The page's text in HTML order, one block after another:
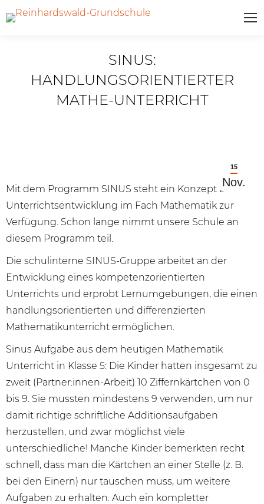
SINUS:
HANDLUNGSORIENTIERTER
MATHE-UNTERRICHT
15
Nov.
Mit dem Programm SINUS steht ein Konzept zur
Unterrichtsentwicklung im Fach Mathematik zur
Verfügung. Schon lange nimmt unsere Schule an
diesem Programm teil.
Die schulinterne SINUS-Gruppe arbeitet an der
Entwicklung eines kompetenzorientierten
Unterrichts und erprobt Lernumgebungen, die einen
handlungsorientierten und differenzierten
Mathematikunterricht ermöglichen.
Sinus Aufgabe aus dem heutigen Mathematik
Unterricht in Klasse 5: Die Kinder hatten insgesamt zu
zweit (Partner:innen-Arbeit) 10 Ziffernkärtchen von 0
bis 9. Sie mussten mindestens 9 verwenden, um nur
damit richtige schriftliche Additionsaufgaben
herzustellen, und zwar möglichst viele
unterschiedliche! Manche Kinder bemerkten recht
schnell, dass man die Kärtchen an einer Stelle (z. B.
bei den Einern) nur tauschen muss, um weitere
Aufgaben zu erhalten. Auch ein kompletter